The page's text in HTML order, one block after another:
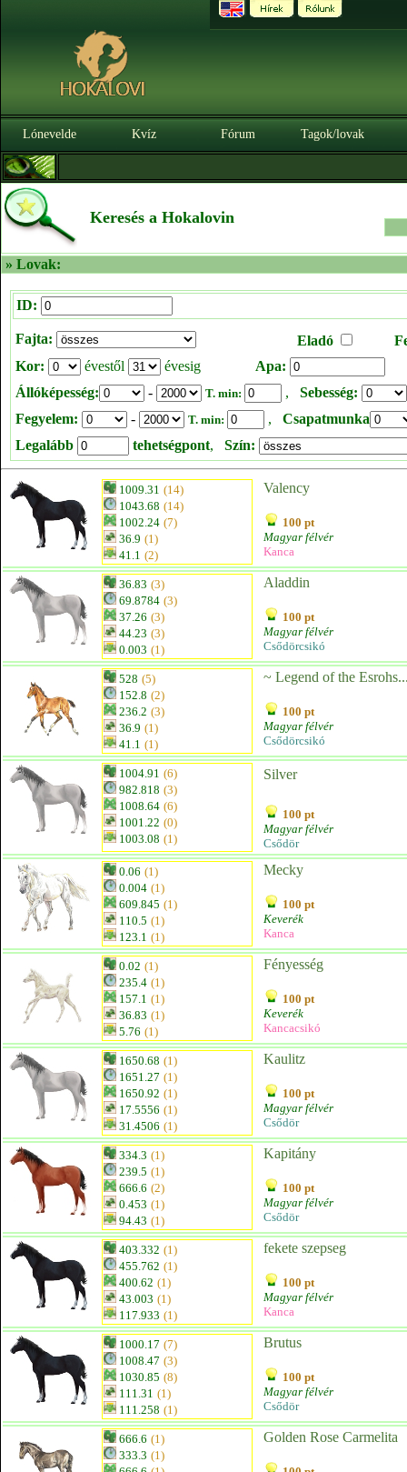
Lónevelde Kvíz Fórum Tagok/lovak
Keresés a Hokalovin
» Lovak:
ID:
Fajta: Eladó
Kor:
évestől évesig
Apa:
Állóképesség:
- T. min: , Sebesség:
Fegyelem:
- T. min: , Csapatmunka
Legalább
tehetségpont, Szín:
1009.31 (14)
1043.68 (14)
1002.24 (7)
36.9 (1)
41.1 (2)
Valency
100 pt
Magyar félvér
Kanca
36.83 (3)
69.8784 (3)
37.26 (3)
44.23 (3)
0.003 (1)
Aladdin
100 pt
Magyar félvér
Csődörcsikó
528 (5)
152.8 (2)
236.2 (3)
36.9 (1)
41.1 (1)
~ Legend of the
100 pt
Magyar félvér
Csődörcsikó
1004.91 (6)
982.818 (3)
1008.64 (6)
1001.22 (0)
1003.08 (1)
Silver 
100 pt
Magyar félvér
Csődör
0.06 (1)
0.004 (1)
609.845 (1)
110.5 (1)
123.1 (1)
Mecky
100 pt
Keverék
Kanca
0.02 (1)
235.4 (1)
157.1 (1)
36.83 (1)
5.76 (1)
Fényesség
100 pt
Keverék
Kancacsikó
1650.68 (1)
1651.27 (1)
1650.92 (1)
17.5556 (1)
31.4506 (1)
Kaulitz
100 pt
Magyar félvér
Csődör
334.3 (1)
239.5 (1)
666.6 (2)
0.453 (1)
94.43 (1)
Kapitány
100 pt
Magyar félvér
Csődör
403.332 (1)
455.762 (1)
400.62 (1)
43.003 (1)
117.933 (1)
fekete szepseg
100 pt
Magyar félvér
Kanca
1000.17 (7)
1008.47 (3)
1030.85 (8)
111.31 (1)
111.258 (1)
Brutus
100 pt
Magyar félvér
Csődör
666.6 (1)
333.3 (1)
Golden Rose Carmelita